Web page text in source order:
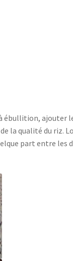
ajouter
la qualité du riz.
part entre les